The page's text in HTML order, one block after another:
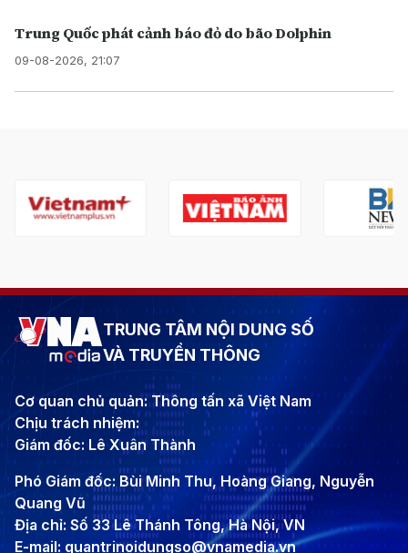
Trung Quốc phát cảnh báo đỏ do bão Dolphin
09-08-2026, 21:07
TRUNG TÂM NỘI DUNG SỐ
VÀ TRUYỀN THÔNG
Cơ quan chủ quản: Thông tấn xã Việt Nam
Chịu trách nhiệm:
Giám đốc: Lê Xuân Thành
Phó Giám đốc: Bùi Minh Thu, Hoàng Giang, Nguyễn
Quang Vũ
Địa chỉ: Số 33 Lê Thánh Tông, Hà Nội, VN
E-mail: quantrinoidungso@vnamedia.vn